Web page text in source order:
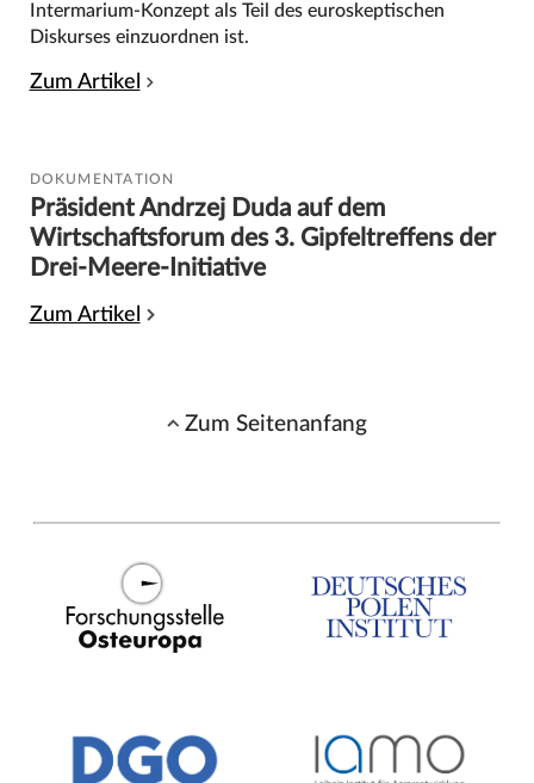
Intermarium-Konzept als Teil des euroskeptischen
Diskurses einzuordnen ist.
Zum Artikel
DOKUMENTATION
Präsident Andrzej Duda auf dem
Wirtschaftsforum des 3. Gipfeltreffens der
Drei-Meere-Initiative
Zum Artikel
Zum Seitenanfang